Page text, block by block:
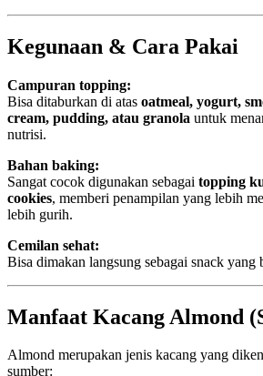
Kegunaan & Cara Pakai
Campuran topping:
Bisa ditaburkan di atas oatmeal, yogurt,
cream, pudding, atau granola untuk
nutrisi.
Bahan baking:
Sangat cocok digunakan sebagai topping
cookies, memberi penampilan yang lebih
lebih gurih.
Cemilan sehat:
Bisa dimakan langsung sebagai snack yang
Manfaat Kacang Almond
Almond merupakan jenis kacang yang
sumber: